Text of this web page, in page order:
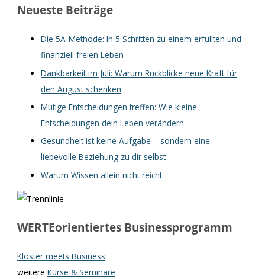
Neueste Beiträge
Die 5A-Methode: In 5 Schritten zu einem erfüllten und
finanziell freien Leben
Dankbarkeit im Juli: Warum Rückblicke neue Kraft für
den August schenken
Mutige Entscheidungen treffen: Wie kleine
Entscheidungen dein Leben verändern
Gesundheit ist keine Aufgabe – sondern eine
liebevolle Beziehung zu dir selbst
Warum Wissen allein nicht reicht
WERTEorientiertes Businessprogramm
Kloster meets Business
weitereKurse & Seminare